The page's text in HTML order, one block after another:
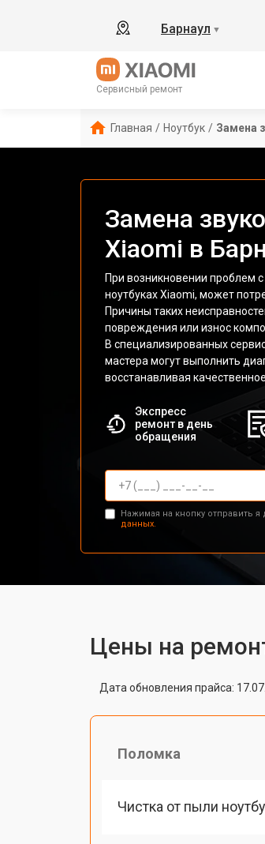
Барнаул ▼
Сервисный ремонт
Главная / Ноутбук / Замена
Замена
Xiaomi в
При возникновении проблем
ноутбуках Xiaomi, может
Причины таких
повреждения или износ
В специализированных
мастера могут выполнить
восстанавливая
Экспресс
ремонт в день
обращения
Нажимая на кнопку отправить
данных.
Цены на
Дата обновления прайса:
Поломка
Чистка от пыли